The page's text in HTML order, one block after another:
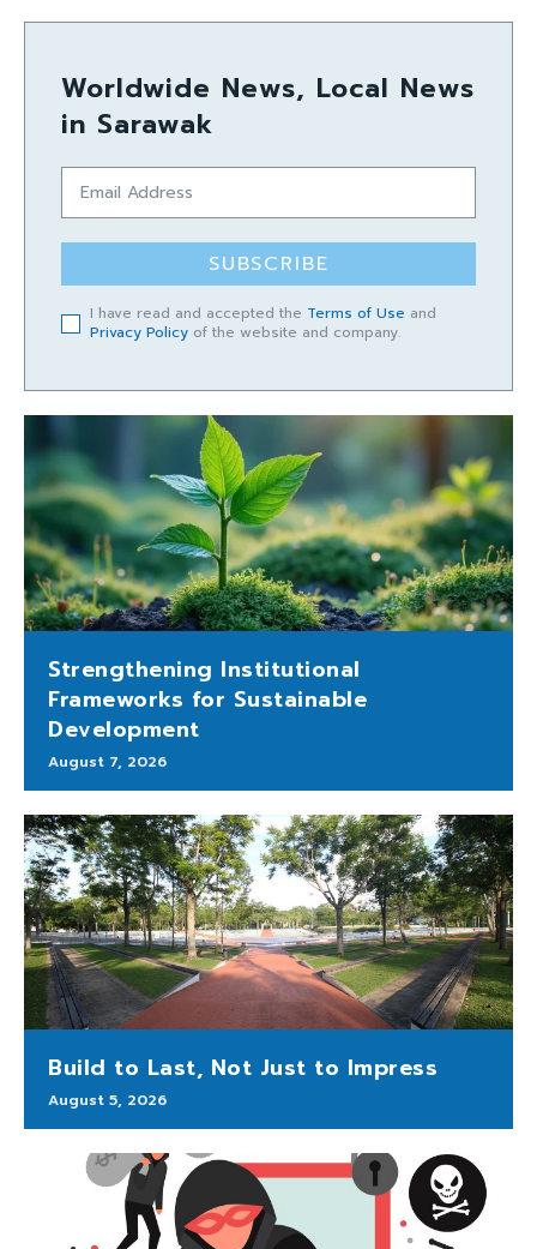
Worldwide News, Local News
in Sarawak
SUBSCRIBE
I have read and accepted the Terms of Use and
Privacy Policy of the website and company.
Strengthening Institutional
Frameworks for Sustainable
Development
August 7, 2026
Build to Last, Not Just to Impress
August 5, 2026